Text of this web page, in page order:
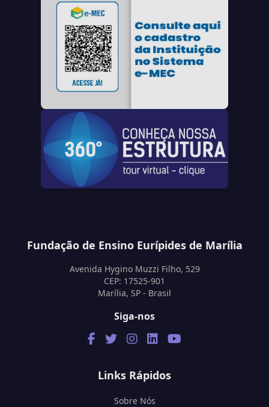
Fundação de Ensino Eurípides de Marília
Avenida Hygino Muzzi Filho, 529
CEP: 17525-901
Marília, SP - Brasil
Siga-nos
Links Rápidos
Sobre Nós